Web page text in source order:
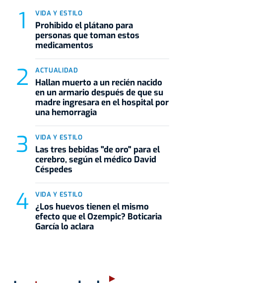
VIDA Y ESTILO
Prohibido el plátano para
personas que toman estos
medicamentos
ACTUALIDAD
Hallan muerto a un recién nacido
en un armario después de que su
madre ingresara en el hospital por
una hemorragia
VIDA Y ESTILO
Las tres bebidas "de oro" para el
cerebro, según el médico David
Céspedes
VIDA Y ESTILO
¿Los huevos tienen el mismo
efecto que el Ozempic? Boticaria
García lo aclara